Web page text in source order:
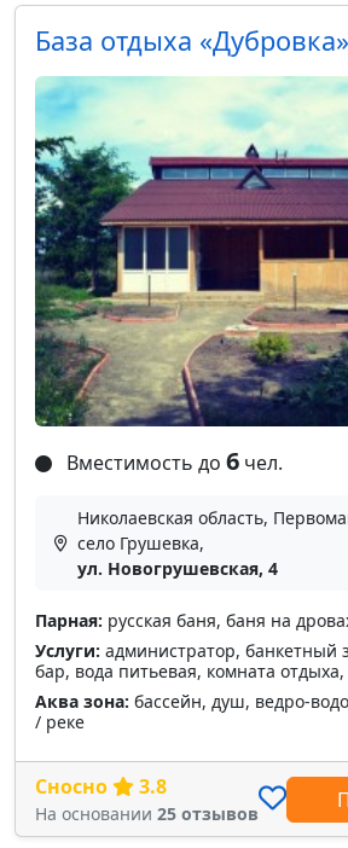
База отдыха «Дубровка»
Вместимость до 6 чел.
Николаевская область,
село Грушевка,
ул. Новогрушевская, 4
Парная: русская баня, баня на
Услуги: администратор, банкетный
бар, вода питьевая, комната
Аква зона: бассейн, душ, ведро-
/ реке
Сносно 3.8
На основании 25 отзывов